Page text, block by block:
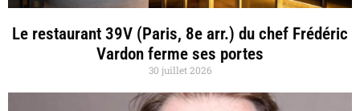
Le restaurant 39V (Paris, 8e arr.) du chef Frédéric
Vardon ferme ses portes
30 juillet 2026